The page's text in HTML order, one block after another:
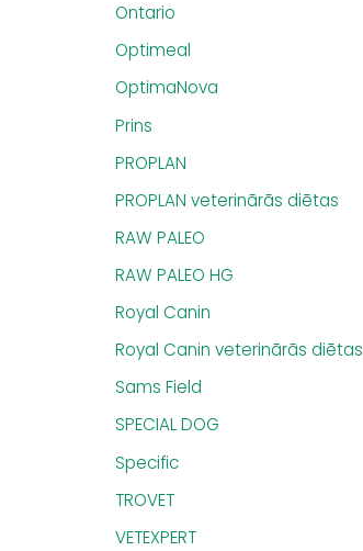
Ontario
Optimeal
OptimaNova
Prins
PROPLAN
PROPLAN veterinārās diētas
RAW PALEO
RAW PALEO HG
Royal Canin
Royal Canin veterinārās diētas
Sams Field
SPECIAL DOG
Specific
TROVET
VETEXPERT